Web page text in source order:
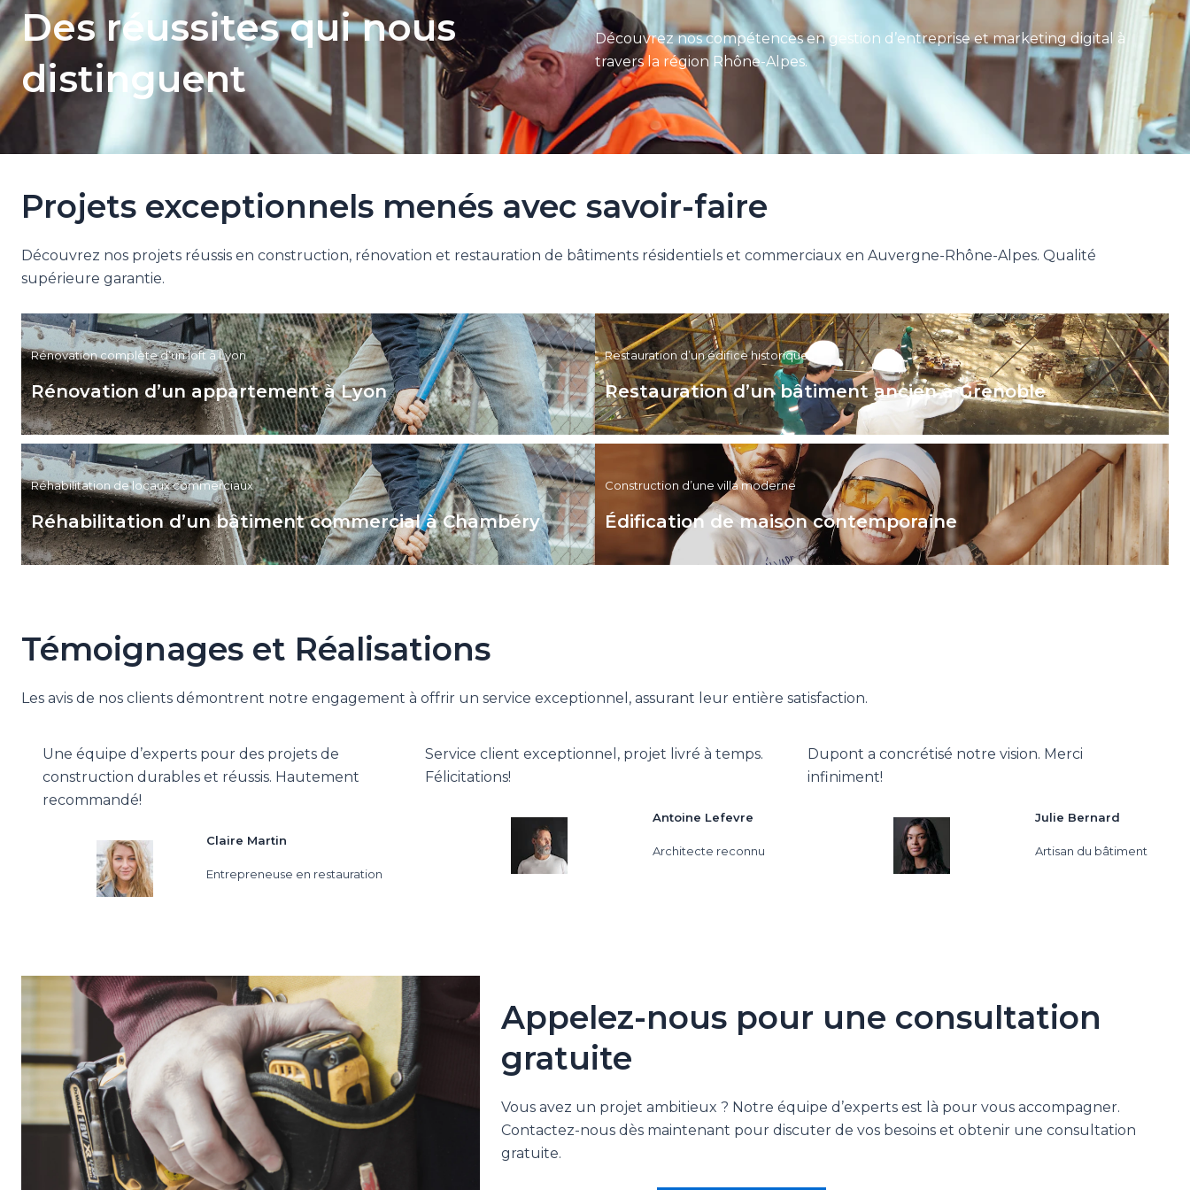
Des réussites qui nous
distinguent
Découvrez nos compétences en gestion d’entreprise et marketing digital à
travers la région Rhône-Alpes.
Projets exceptionnels menés avec savoir-faire
Découvrez nos projets réussis en construction, rénovation et restauration de bâtiments résidentiels et commerciaux en Auvergne-Rhône-Alpes. Qualité
supérieure garantie.
Rénovation complète d’un loft à Lyon
Rénovation d’un appartement à Lyon
Restauration d’un édifice historique
Restauration d’un bâtiment ancien à Grenoble
Réhabilitation de locaux commerciaux
Réhabilitation d’un bâtiment commercial à Chambéry
Construction d’une villa moderne
Édification de maison contemporaine
Témoignages et Réalisations
Les avis de nos clients démontrent notre engagement à offrir un service exceptionnel, assurant leur entière satisfaction.
Une équipe d’experts pour des projets de
construction durables et réussis. Hautement
recommandé!
Claire Martin
Entrepreneuse en restauration
Service client exceptionnel, projet livré à temps.
Félicitations!
Antoine Lefevre
Architecte reconnu
Dupont a concrétisé notre vision. Merci
infiniment!
Julie Bernard
Artisan du bâtiment
Appelez-nous pour une consultation
gratuite
Vous avez un projet ambitieux ? Notre équipe d’experts est là pour vous accompagner.
Contactez-nous dès maintenant pour discuter de vos besoins et obtenir une consultation
gratuite.